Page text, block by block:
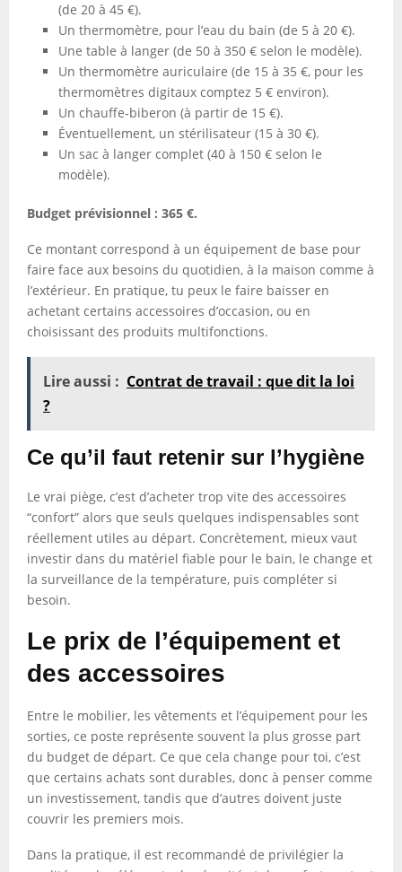
(de 20 à 45 €).
Un thermomètre, pour l’eau du bain (de 5 à 20 €).
Une table à langer (de 50 à 350 € selon le modèle).
Un thermomètre auriculaire (de 15 à 35 €, pour les
thermomètres digitaux comptez 5 € environ).
Un chauffe-biberon (à partir de 15 €).
Éventuellement, un stérilisateur (15 à 30 €).
Un sac à langer complet (40 à 150 € selon le
modèle).
Budget prévisionnel : 365 €.
Ce montant correspond à un équipement de base pour
faire face aux besoins du quotidien, à la maison comme à
l’extérieur. En pratique, tu peux le faire baisser en
achetant certains accessoires d’occasion, ou en
choisissant des produits multifonctions.
Lire aussi : Contrat de travail : que dit la loi
?
Ce qu’il faut retenir sur l’hygiène
Le vrai piège, c’est d’acheter trop vite des accessoires
“confort” alors que seuls quelques indispensables sont
réellement utiles au départ. Concrètement, mieux vaut
investir dans du matériel fiable pour le bain, le change et
la surveillance de la température, puis compléter si
besoin.
Le prix de l’équipement et
des accessoires
Entre le mobilier, les vêtements et l’équipement pour les
sorties, ce poste représente souvent la plus grosse part
du budget de départ. Ce que cela change pour toi, c’est
que certains achats sont durables, donc à penser comme
un investissement, tandis que d’autres doivent juste
couvrir les premiers mois.
Dans la pratique, il est recommandé de privilégier la